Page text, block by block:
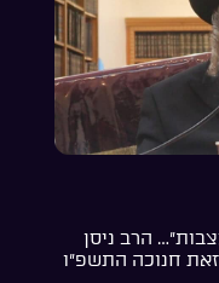
הרב ניסן
חנוכה התשפ”ו